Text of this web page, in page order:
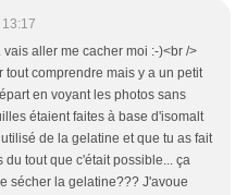
aller me cacher moi :-)<br />
tout comprendre mais y a un petit
en voyant les photos sans
étaient faites à base d'isomalt
de la gelatine et que tu as fait
du tout que c'était possible... ça
sécher la gelatine??? J'avoue